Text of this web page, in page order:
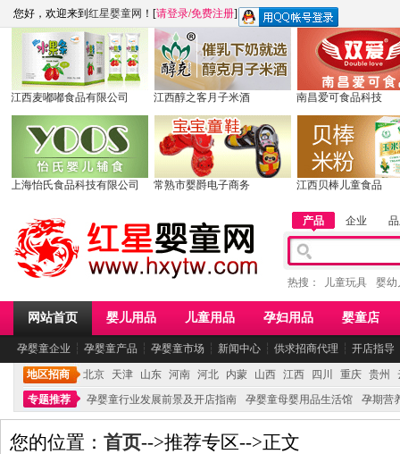
您好，欢迎来到 红星婴童网 ！[请登录/免费注册]
江西麦嘟嘟食品有限公司 江西醇之客月子米酒 南昌爱可食品科技
上海怡氏食品科技有限公司 常熟市婴爵电子商务 江西贝棒儿童食品
产品 企业
热搜： 儿童玩具 婴幼
网站首页 婴儿用品 儿童用品 孕妇用品 婴童店
孕婴童企业 ┆ 孕婴童产品 ┆ 孕婴童市场 ┆ 新闻中心 ┆ 供求招商代理 ┆ 开店指导
地区招商 北京 天津 山东 河南 河北 内蒙 山西 江西 四川 重庆 贵州
专题推荐
孕婴童行业发展前景及开店指南 孕婴童母婴用品生活馆 孕期营
您的位置： 首页-->推荐专区-->正文